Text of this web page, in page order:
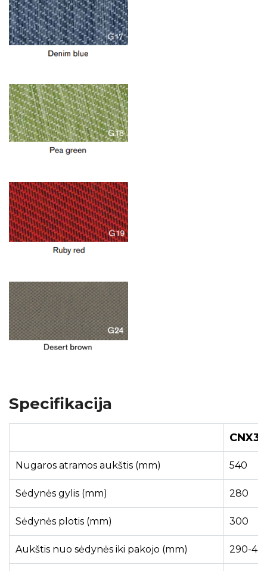
Specifikacija
CNX30
Nugaros atramos aukštis (mm) 540
Sėdynės gylis (mm) 280
Sėdynės plotis (mm) 300
Aukštis nuo sėdynės iki pakojo (mm) 290-